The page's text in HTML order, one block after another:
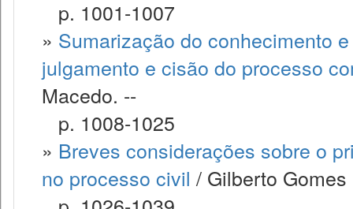
p. 1001-1007
» Sumarização do conhecimento
julgamento e cisão do processo
Macedo. --
p. 1008-1025
» Breves considerações sobre o
no processo civil / Gilberto